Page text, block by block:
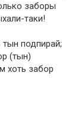
заборы
таки!
подпирай;
(тын)
хоть забор